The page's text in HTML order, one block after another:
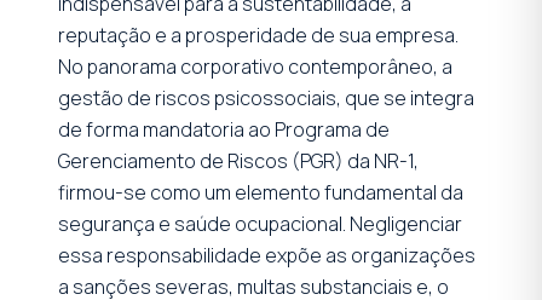
reputação e a prosperidade de sua empresa.
No panorama corporativo contemporâneo, a
gestão de riscos psicossociais, que se integra
de forma mandatoria ao Programa de
Gerenciamento de Riscos (PGR) da NR-1,
firmou-se como um elemento fundamental da
segurança e saúde ocupacional. Negligenciar
essa responsabilidade expõe as organizações
a sanções severas, multas substanciais e, o